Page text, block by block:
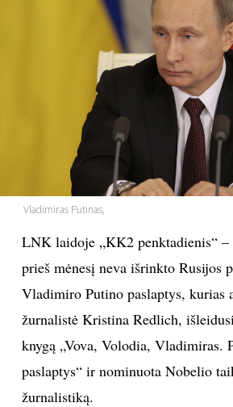
HOROSKOPAI
ASTROLOGIJA
POLITIKA
KULTŪRA
LAISVALAIKIS
MUZIKA
TEATRAS
Vladimiras Putinas,
LNK laidoje „KK2 penktadienis“ –
prieš mėnesį neva išrinkto Rusijos
Vladimiro Putino paslaptys, kurias
žurnalistė Kristina Redlich,
knygą „Vova, Volodia, Vladimiras.
paslaptys“ ir nominuota Nobelio
žurnalistiką.